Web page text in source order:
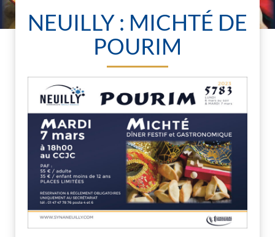
NEUILLY : MICHTÉ DE
POURIM